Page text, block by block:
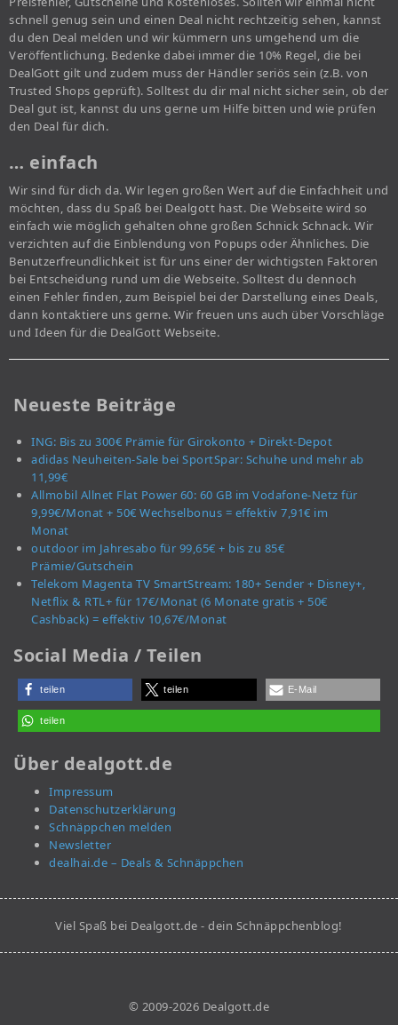
schnell genug sein und einen Deal nicht rechtzeitig sehen, kannst
du den Deal melden und wir kümmern uns umgehend um die
Veröffentlichung. Bedenke dabei immer die 10% Regel, die bei
DealGott gilt und zudem muss der Händler seriös sein (z.B. von
Trusted Shops geprüft). Solltest du dir mal nicht sicher sein, ob der
Deal gut ist, kannst du uns gerne um Hilfe bitten und wie prüfen
den Deal für dich.
… einfach
Wir sind für dich da. Wir legen großen Wert auf die Einfachheit und
möchten, dass du Spaß bei Dealgott hast. Die Webseite wird so
einfach wie möglich gehalten ohne großen Schnick Schnack. Wir
verzichten auf die Einblendung von Popups oder Ähnliches. Die
Benutzerfreundlichkeit ist für uns einer der wichtigsten Faktoren
bei Entscheidung rund um die Webseite. Solltest du dennoch
einen Fehler finden, zum Beispiel bei der Darstellung eines Deals,
dann kontaktiere uns gerne. Wir freuen uns auch über Vorschläge
und Ideen für die DealGott Webseite.
Neueste Beiträge
ING: Bis zu 300€ Prämie für Girokonto + Direkt-Depot
adidas Neuheiten-Sale bei SportSpar: Schuhe und mehr ab
11,99€
Allmobil Allnet Flat Power 60: 60 GB im Vodafone-Netz für
9,99€/Monat + 50€ Wechselbonus = effektiv 7,91€ im
Monat
outdoor im Jahresabo für 99,65€ + bis zu 85€
Prämie/Gutschein
Telekom Magenta TV SmartStream: 180+ Sender + Disney+,
Netflix & RTL+ für 17€/Monat (6 Monate gratis + 50€
Cashback) = effektiv 10,67€/Monat
Social Media / Teilen
teilen teilen E-Mail
teilen
Über dealgott.de
Impressum
Datenschutzerklärung
Schnäppchen melden
Newsletter
dealhai.de – Deals & Schnäppchen
Viel Spaß bei Dealgott.de - dein Schnäppchenblog!
© 2009-2026 Dealgott.de